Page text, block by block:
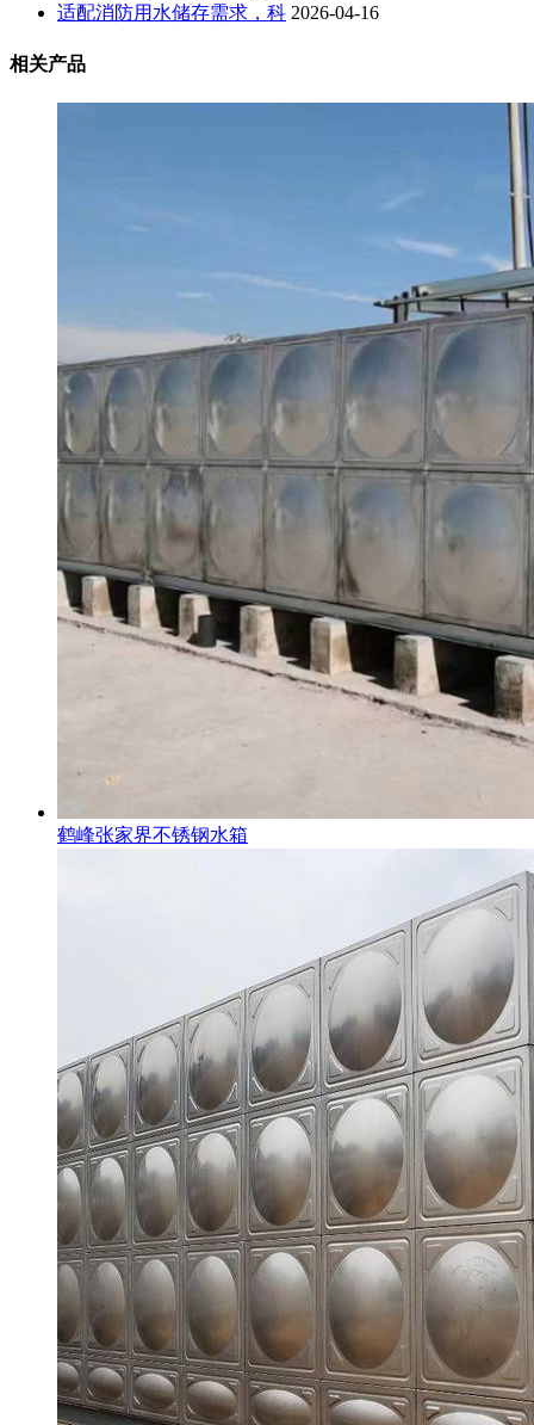
适配消防用水储存需求，科 2026-04-16
相关产品
鹤峰张家界不锈钢水箱